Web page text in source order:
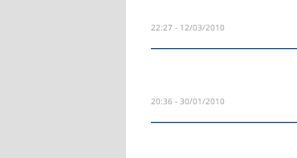
12/03/2010 - 22:27
30/01/2010 - 20:36